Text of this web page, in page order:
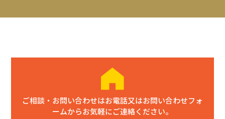
ご相談・お問い合わせはお電話又はお問い合わせフォ
ームからお気軽にご連絡ください。